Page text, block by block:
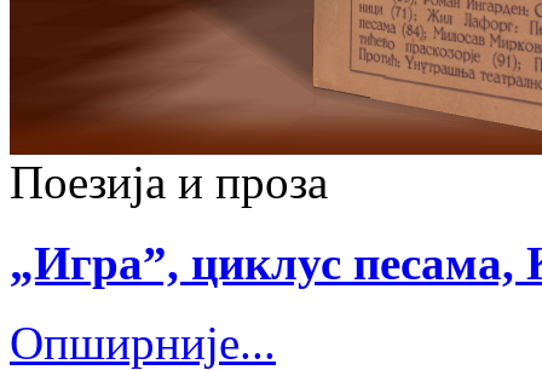
Поезија и проза
„Игра”, циклус песама,
Опширније...